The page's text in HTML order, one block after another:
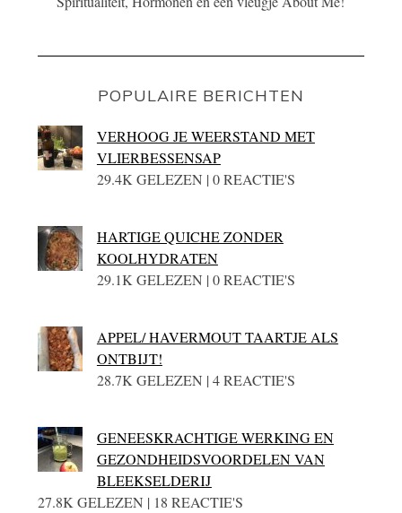
POPULAIRE BERICHTEN
VERHOOG JE WEERSTAND MET
VLIERBESSENSAP
29.4K GELEZEN | 0 REACTIE'S
HARTIGE QUICHE ZONDER
KOOLHYDRATEN
29.1K GELEZEN | 0 REACTIE'S
APPEL/ HAVERMOUT TAARTJE ALS
ONTBIJT!
28.7K GELEZEN | 4 REACTIE'S
GENEESKRACHTIGE WERKING EN
GEZONDHEIDSVOORDELEN VAN
BLEEKSELDERIJ
27.8K GELEZEN | 18 REACTIE'S